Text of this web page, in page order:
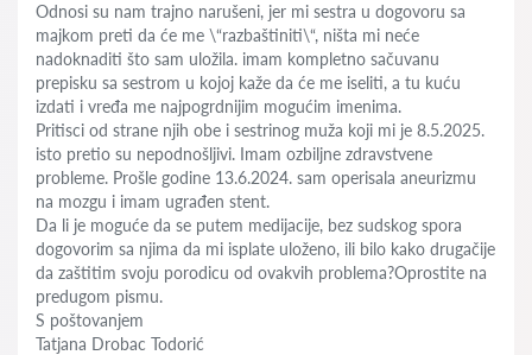
Odnosi su nam trajno narušeni, jer mi sestra u dogovoru sa
majkom preti da će me \“razbaštiniti\“, ništa mi neće
nadoknaditi što sam uložila. imam kompletno sačuvanu
prepisku sa sestrom u kojoj kaže da će me iseliti, a tu kuću
izdati i vređa me najpogrdnijim mogućim imenima.
Pritisci od strane njih obe i sestrinog muža koji mi je 8.5.2025.
isto pretio su nepodnošljivi. Imam ozbiljne zdravstvene
probleme. Prošle godine 13.6.2024. sam operisala aneurizmu
na mozgu i imam ugrađen stent.
Da li je moguće da se putem medijacije, bez sudskog spora
dogovorim sa njima da mi isplate uloženo, ili bilo kako drugačije
da zaštitim svoju porodicu od ovakvih problema?Oprostite na
predugom pismu.
S poštovanjem
Tatjana Drobac Todorić